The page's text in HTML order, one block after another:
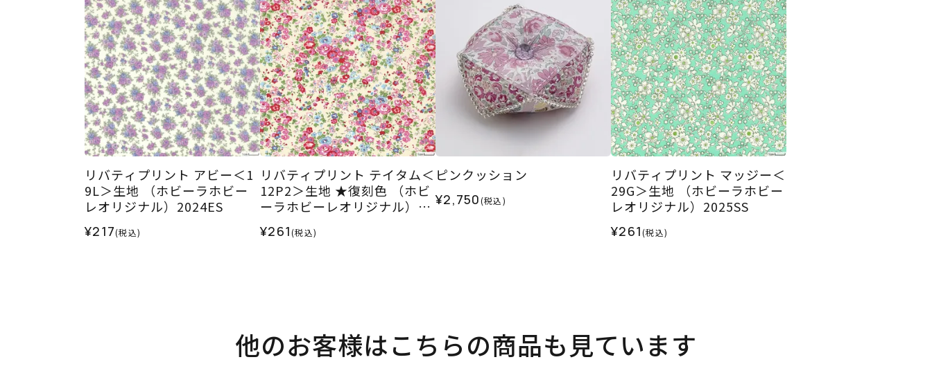
リバティプリント アビー＜1
9L＞生地 （ホビーラホビー
レオリジナル）2024ES
¥217(税込)
リバティプリント テイタム＜
12P2＞生地 ★復刻色 （ホビ
ーラホビーレオリジナル）20
¥261(税込)
ピンクッション
¥2,750(税込)
リバティプリント マッジー＜
29G＞生地 （ホビーラホビー
レオリジナル）2025SS
¥261(税込)
他のお客様はこちらの商品も見ています